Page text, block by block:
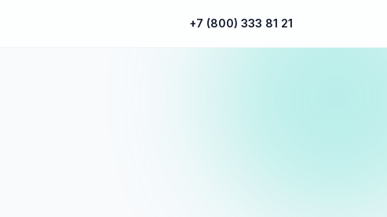
+7 (800) 333 81 21